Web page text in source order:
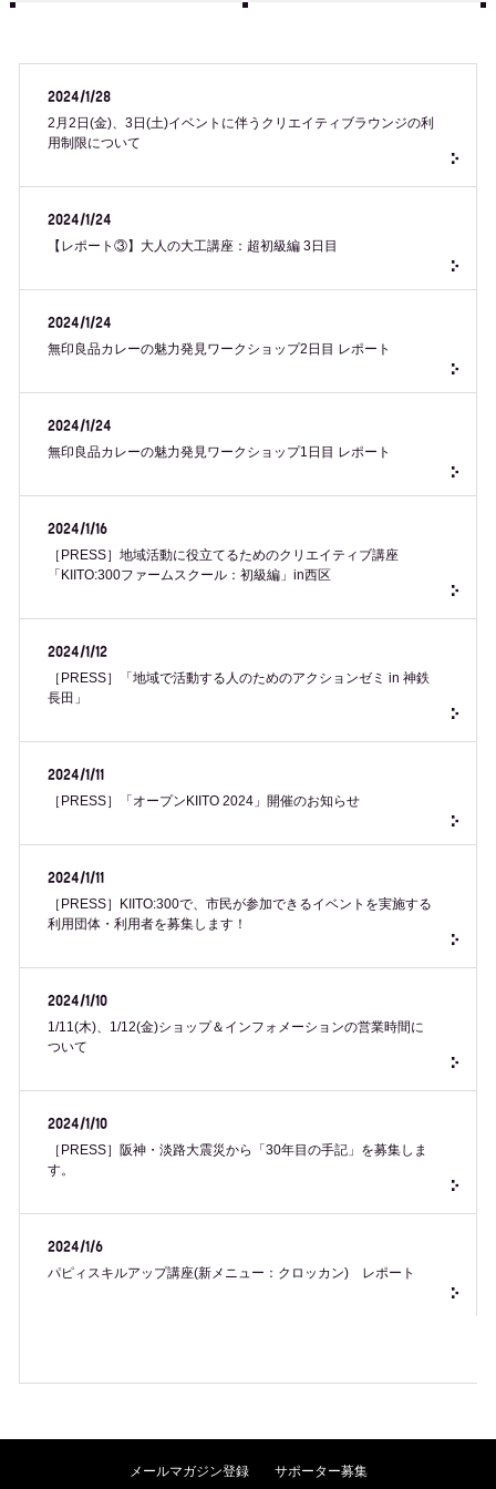
2024/1/28
2月2日(金)、3日(土)イベントに伴うクリエイティブラウンジの利
用制限について
2024/1/24
【レポート③】大人の大工講座：超初級編 3日目
2024/1/24
無印良品カレーの魅力発見ワークショップ2日目 レポート
2024/1/24
無印良品カレーの魅力発見ワークショップ1日目 レポート
2024/1/16
［PRESS］地域活動に役立てるためのクリエイティブ講座
「KIITO:300ファームスクール：初級編」in西区
2024/1/12
［PRESS］「地域で活動する人のためのアクションゼミ in 神鉄
長田」
2024/1/11
［PRESS］「オープンKIITO 2024」開催のお知らせ
2024/1/11
［PRESS］KIITO:300で、市民が参加できるイベントを実施する
利用団体・利用者を募集します！
2024/1/10
1/11(木)、1/12(金)ショップ＆インフォメーションの営業時間に
ついて
2024/1/10
［PRESS］阪神・淡路大震災から「30年目の手記」を募集しま
す。
2024/1/6
パピィスキルアップ講座(新メニュー：クロッカン) レポート
メールマガジン登録 サポーター募集